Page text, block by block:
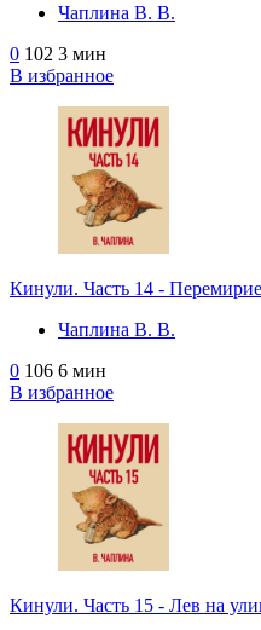
Чаплина В. В.
0 102 3 мин
В избранное
Кинули. Часть 14 - Перемирие
Чаплина В. В.
0 106 6 мин
В избранное
Кинули. Часть 15 - Лев на